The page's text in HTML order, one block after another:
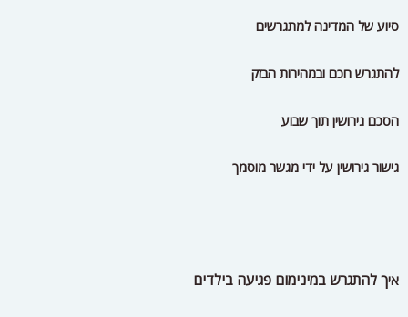
סיוע של המדינה למתגרשים
להתגרש חכם ובמהירות הבזק
הסכם גירושין תוך שבוע
גישור גירושין על ידי מגשר מוסמך
איך להתגרש במינימום פגיעה בילדים